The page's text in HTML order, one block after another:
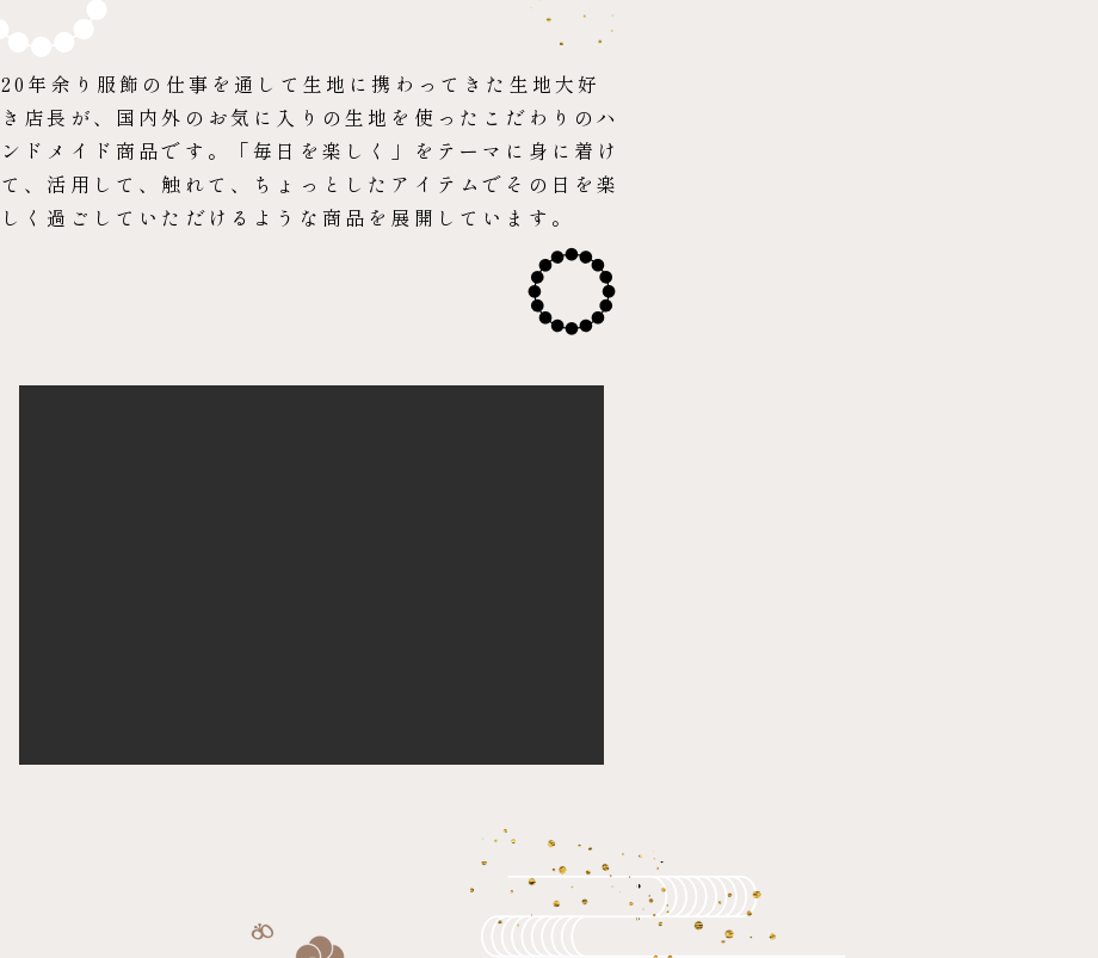
20年余り服飾の仕事を通して生地に携わってきた生地大好
き店長が、国内外のお気に入りの生地を使ったこだわりのハ
ンドメイド商品です。「毎日を楽しく」をテーマに身に着け
て、活用して、触れて、ちょっとしたアイテムでその日を楽
しく過ごしていただけるような商品を展開しています。